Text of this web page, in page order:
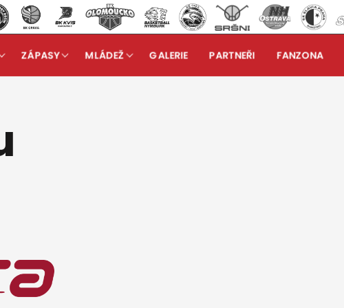
ZÁPASY MLÁDEŽ GALERIE PARTNEŘI FANZONA